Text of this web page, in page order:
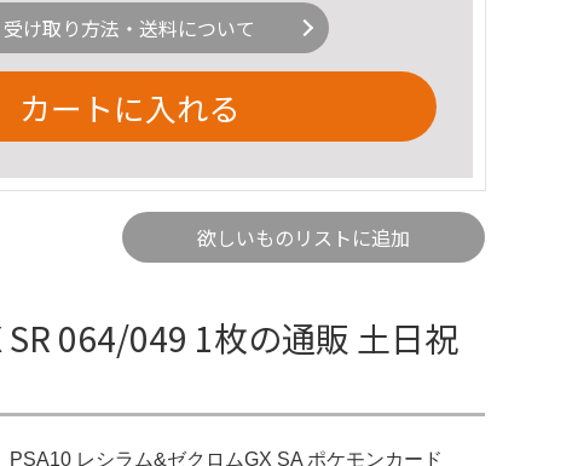
受け取り方法・送料について
カートに入れる
欲しいものリストに追加
064/049 1枚の通販 土日祝
レシラム&ゼクロムGX SA ポケモンカード